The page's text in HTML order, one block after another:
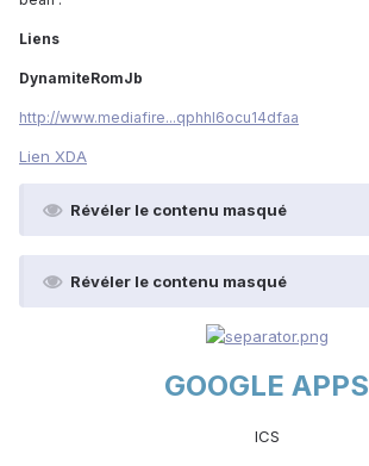
Liens
DynamiteRomJb
http://www.mediafire...qphhl6ocu14dfaa
Lien XDA
Révéler le contenu masqué
Révéler le contenu masqué
GOOGLE APPS
ICS